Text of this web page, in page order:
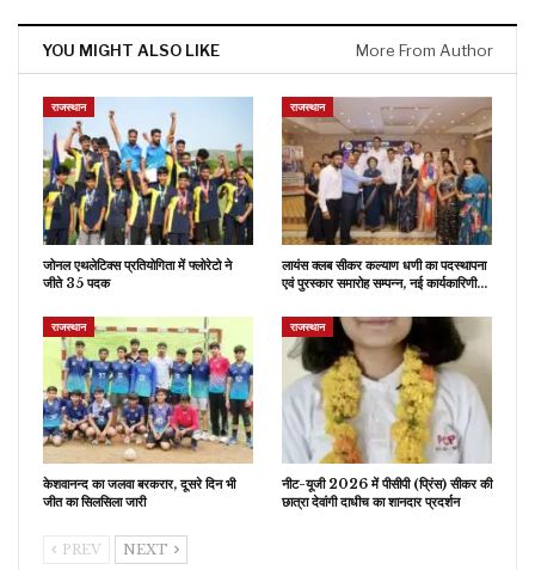
YOU MIGHT ALSO LIKE More From Author
राजस्थान
जोनल एथलेटिक्स प्रतियोगिता में फ्लोरेटो ने
जीते 35 पदक
राजस्थान
लायंस क्लब सीकर कल्याण धणी का पदस्थापना
एवं पुरस्कार समारोह सम्पन्न, नई कार्यकारिणी…
राजस्थान
केशवानन्द का जलवा बरकरार, दूसरे दिन भी
जीत का सिलसिला जारी
राजस्थान
नीट-यूजी 2026 में पीसीपी (प्रिंस) सीकर की
छात्रा देवांगी दाधीच का शानदार प्रदर्शन
PREV NEXT